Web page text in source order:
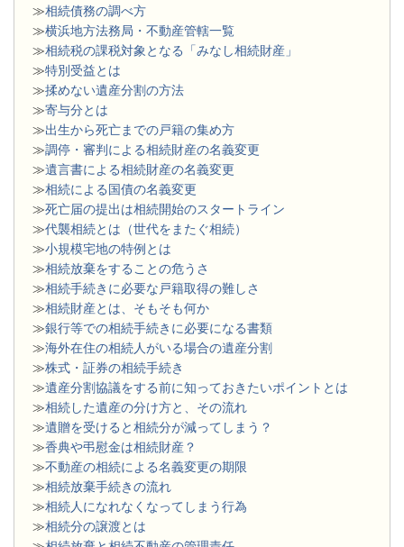
≫相続債務の調べ方
≫横浜地方法務局・不動産管轄一覧
≫相続税の課税対象となる「みなし相続財産」
≫特別受益とは
≫揉めない遺産分割の方法
≫寄与分とは
≫出生から死亡までの戸籍の集め方
≫調停・審判による相続財産の名義変更
≫遺言書による相続財産の名義変更
≫相続による国債の名義変更
≫死亡届の提出は相続開始のスタートライン
≫代襲相続とは（世代をまたぐ相続）
≫小規模宅地の特例とは
≫相続放棄をすることの危うさ
≫相続手続きに必要な戸籍取得の難しさ
≫相続財産とは、そもそも何か
≫銀行等での相続手続きに必要になる書類
​≫海外在住の相続人がいる場合の遺産分割
≫株式・証券の相続手続き
≫遺産分割協議をする前に知っておきたいポイントとは
≫相続した遺産の分け方と、その流れ
≫遺贈を受けると相続分が減ってしまう？
≫香典や弔慰金は相続財産？
≫不動産の相続による名義変更の期限
≫相続放棄手続きの流れ
≫相続人になれなくなってしまう行為
≫相続分の譲渡とは